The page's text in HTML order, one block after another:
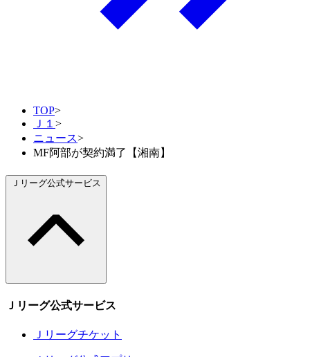
TOP>
Ｊ１ >
ニュース>
MF阿部が契約満了【湘南】
Ｊリーグ公式サービス
Ｊリーグ公式サービス
Ｊリーグチケット